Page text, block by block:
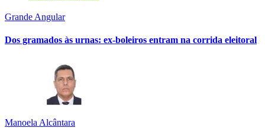
Grande Angular
Dos gramados às urnas: ex-boleiros entram na corrida eleitoral
Manoela Alcântara